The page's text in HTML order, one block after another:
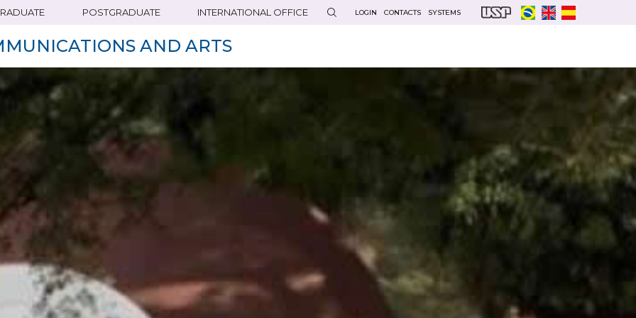
POSTGRADUATE INTERNATIONAL OFFICE LOGIN CONTACTS SYSTEMS
AND ARTS